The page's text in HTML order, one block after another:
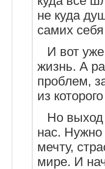
не куда
самих
И вот
жизнь. А
проблем,
из
Но выход
нас. Нужно
мечту,
мире. И